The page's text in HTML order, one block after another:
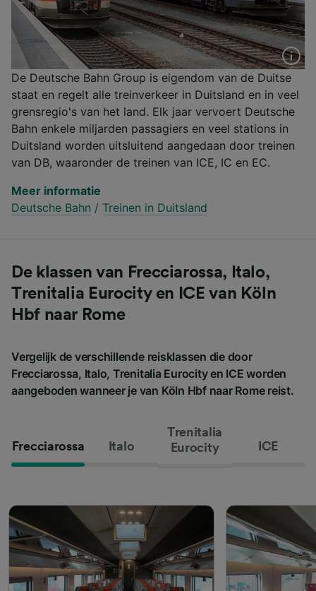
De Deutsche Bahn Group is eigendom van de Duitse
staat en regelt alle treinverkeer in Duitsland en in veel
grensregio's van het land. Elk jaar vervoert Deutsche
Bahn enkele miljarden passagiers en veel stations in
Duitsland worden uitsluitend aangedaan door treinen
van DB, waaronder de treinen van ICE, IC en EC.
Meer informatie
Deutsche Bahn / Treinen in Duitsland
De klassen van Frecciarossa, Italo,
Trenitalia Eurocity en ICE van Köln
Hbf naar Rome
Vergelijk de verschillende reisklassen die door
Frecciarossa, Italo, Trenitalia Eurocity en ICE worden
aangeboden wanneer je van Köln Hbf naar Rome reist.
Frecciarossa Italo
Trenitalia
Eurocity
ICE